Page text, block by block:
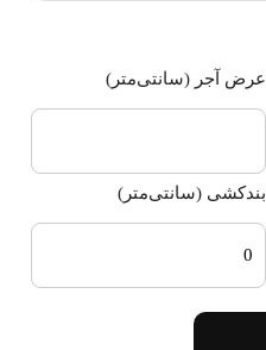
عرض آجر (سانتی‌متر)
بندکشی (سانتی‌متر)